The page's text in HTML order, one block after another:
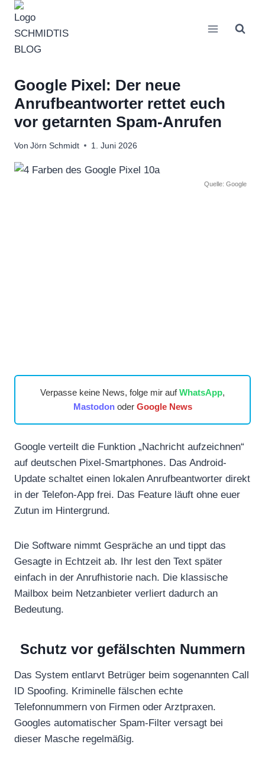
Zum
Inhalt
springen
Google Pixel: Der neue
Anrufbeantworter rettet euch
vor getarnten Spam-Anrufen
Von Jörn Schmidt 1. Juni 2026
Quelle: Google
Verpasse keine News, folge mir aufWhatsApp,
Mastodonoder Google News
Google verteilt die Funktion „Nachricht aufzeichnen“
auf deutschen Pixel-Smartphones. Das Android-
Update schaltet einen lokalen Anrufbeantworter direkt
in der Telefon-App frei. Das Feature läuft ohne euer
Zutun im Hintergrund.
Die Software nimmt Gespräche an und tippt das
Gesagte in Echtzeit ab. Ihr lest den Text später
einfach in der Anrufhistorie nach. Die klassische
Mailbox beim Netzanbieter verliert dadurch an
Bedeutung.
Schutz vor gefälschten Nummern
Das System entlarvt Betrüger beim sogenannten Call
ID Spoofing. Kriminelle fälschen echte
Telefonnummern von Firmen oder Arztpraxen.
Googles automatischer Spam-Filter versagt bei
dieser Masche regelmäßig.